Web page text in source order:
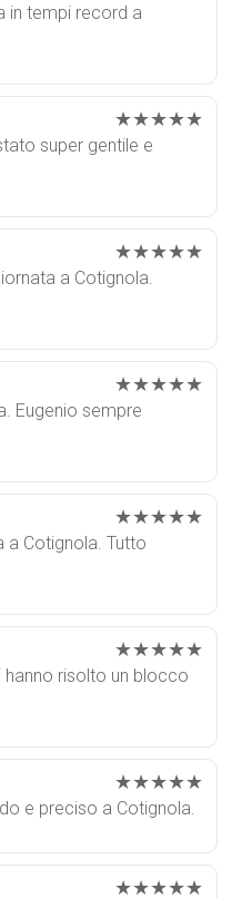
in tempi record a
★★★★★
super gentile e
★★★★★
a Cotignola.
★★★★★
Eugenio sempre
★★★★★
a Cotignola. Tutto
★★★★★
risolto un blocco
★★★★★
e preciso a Cotignola.
★★★★★